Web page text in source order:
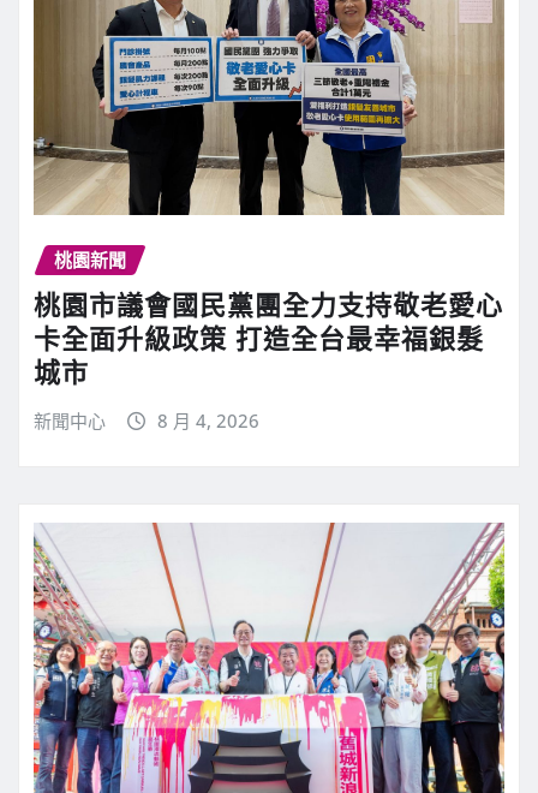
桃園新聞
桃園市議會國民黨團全力支持敬老愛心
卡全面升級政策 打造全台最幸福銀髮
城市
新聞中心 8 月 4, 2026